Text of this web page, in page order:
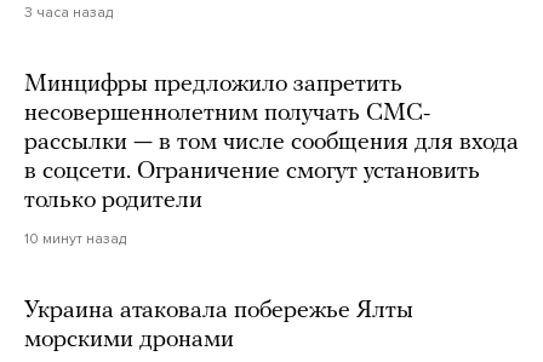
3 часа назад
Минцифры предложило запретить
несовершеннолетним получать СМС-
рассылки — в том числе сообщения для входа
в соцсети. Ограничение смогут установить
только родители
10 минут назад
Украина атаковала побережье Ялты
морскими дронами